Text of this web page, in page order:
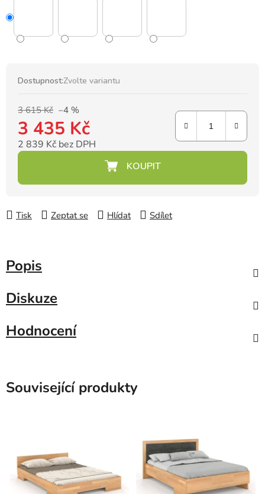
Dostupnost:Zvolte variantu
3 615 Kč –4 %
3 435 Kč
2 839 Kč bez DPH
Tisk Zeptat se Hlídat Sdílet
Popis
Diskuze
Hodnocení
Související produkty